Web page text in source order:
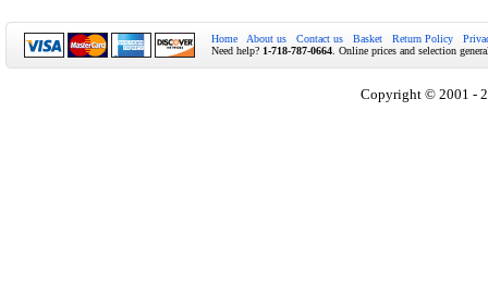
Home About us Contact us Basket Return Policy
Need help? 1-718-787-0664 . Online prices and selection
Copyright © 2001 -